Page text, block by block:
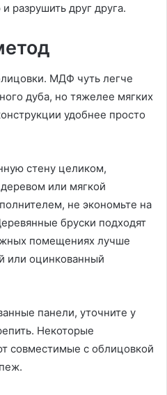
разрушить друг друга.
МДФ чуть легче
дуба, но тяжелее мягких
удобнее просто
стену целиком,
или мягкой
не экономьте на
бруски подходят
помещениях лучше
или оцинкованный
панели, уточните у
Некоторые
совместимые с облицовкой